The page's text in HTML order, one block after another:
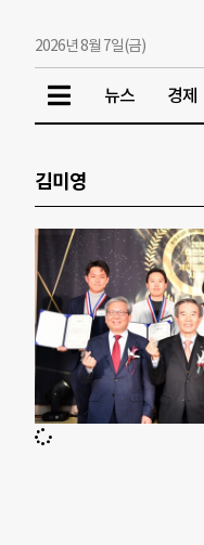
2026년 8월 7일(금)
뉴스 경제
김미영